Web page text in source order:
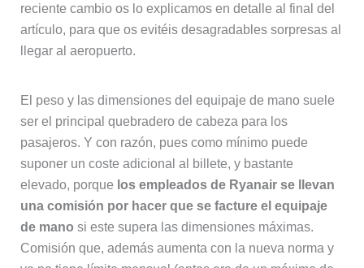
reciente cambio os lo explicamos en detalle al final del
artículo, para que os evitéis desagradables sorpresas al
llegar al aeropuerto.
El peso y las dimensiones del equipaje de mano suele
ser el principal quebradero de cabeza para los
pasajeros. Y con razón, pues como mínimo puede
suponer un coste adicional al billete, y bastante
elevado, porque los empleados de Ryanair se llevan
una comisión por hacer que se facture el equipaje
de mano si este supera las dimensiones máximas.
Comisión que, además aumenta con la nueva norma y